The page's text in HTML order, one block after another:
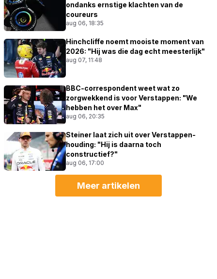
ondanks ernstige klachten van de
coureurs
aug 06, 18:35
Hinchcliffe noemt mooiste moment van
2026: "Hij was die dag echt meesterlijk"
aug 07, 11:48
BBC-correspondent weet wat zo
zorgwekkend is voor Verstappen: "We
hebben het over Max"
aug 06, 20:35
Steiner laat zich uit over Verstappen-
houding: "Hij is daarna toch
constructief?"
aug 06, 17:00
Meer artikelen